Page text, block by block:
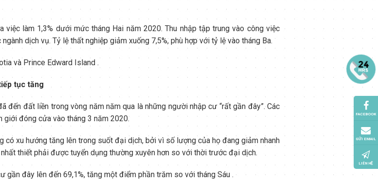
việc làm 1,3% dưới mức tháng Hai năm 2020. Thu nhập tập trung vào công việc
dịch vụ. Tỷ lệ thất nghiệp giảm xuống 7,5%, phù hợp với tỷ lệ vào tháng Ba.
và Prince Edward Island .
tục tăng
đến đất liền trong vòng năm năm qua là những người nhập cư “rất gần đây”. Các
giới đóng cửa vào tháng 3 năm 2020.
có xu hướng tăng lên trong suốt đại dịch, bởi vì số lượng của họ đang giảm nhanh
thiết phải được tuyển dụng thường xuyên hơn so với thời trước đại dịch.
gần đây lên đến 69,1%, tăng một điểm phần trăm so với tháng Sáu .
FACEBOOK
GỬI EMAIL
LIÊN HỆ